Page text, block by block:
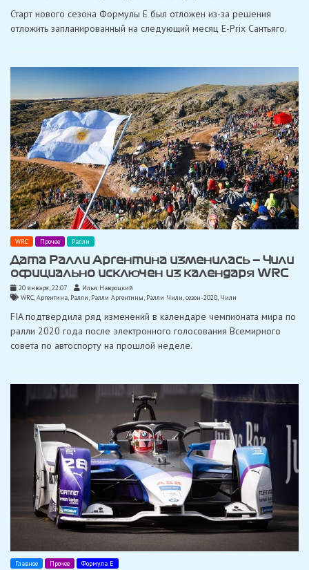
Старт нового сезона Формулы E был отложен из-за решения
отложить запланированный на следующий месяц E-Prix Сантьяго.
WRC Прочее Ралли
Дата Ралли Аргентина изменилась — Чили
официально исключен из календаря WRC
20 января, 22:07
Илья Навроцкий
WRC,Аргентина, Ралли, Ралли Аргентины, Ралли Чили,сезон-2020, Чили
FIA подтвердила ряд изменений в календаре чемпионата мира по
ралли 2020 года после электронного голосования Всемирного
совета по автоспорту на прошлой неделе.
Главное Прочее Формула Е